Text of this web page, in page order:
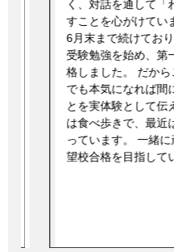
ではなく、再現性の
つけてもらうことを
授業や面談では、生
る参考書の完成度と
当に必要な完成度に
寧に確認し、不安を
いきます。 モット
る」。努力を信じて
ます。 趣味はダイ
海に行くことにハマ